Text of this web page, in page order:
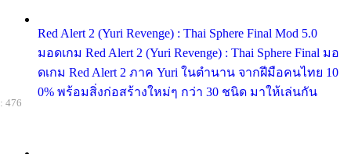
Red Alert 2 (Yuri Revenge) : Thai Sphere Final Mod 5.0
มอดเกม Red Alert 2 (Yuri Revenge) : Thai Sphere Final มอ
ดเกม Red Alert 2 ภาค Yuri ในตำนาน จากฝีมือคนไทย 10
0% พร้อมสิ่งก่อสร้างใหม่ๆ กว่า 30 ชนิด มาให้เล่นกัน
476